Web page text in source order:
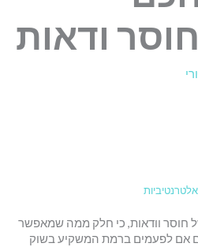
ודאות
חוסר וודאות, כי חלק ממה שמאפשר
אם לפעמים ברמת המשקיע בשוק